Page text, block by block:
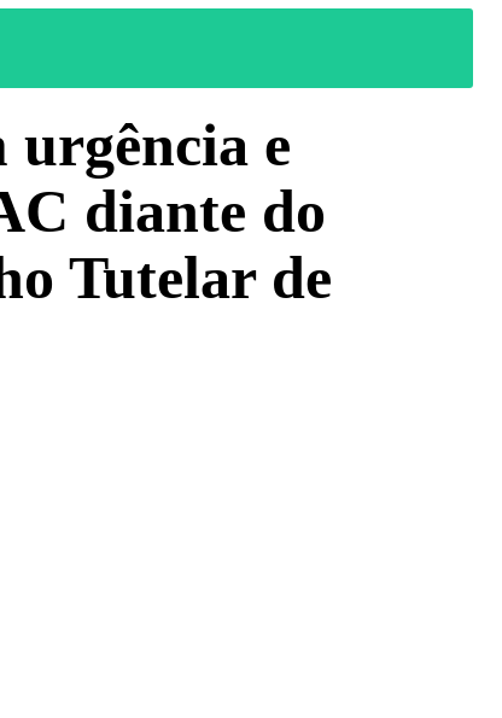
e
diante do
Tutelar de